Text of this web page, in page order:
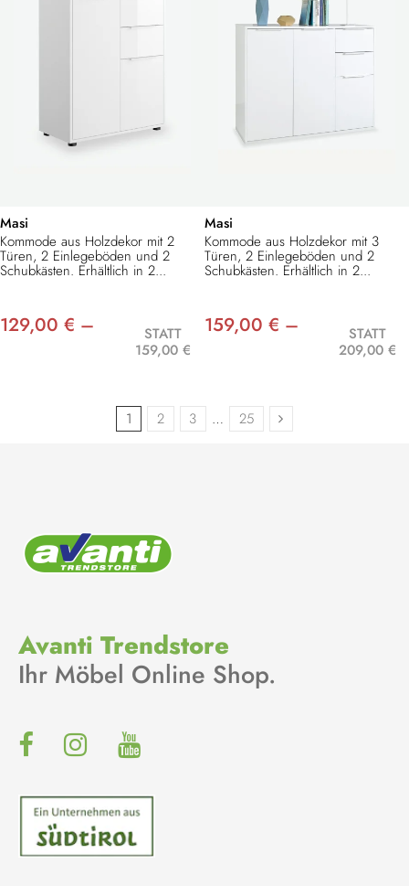
Masi
Kommode aus Holzdekor mit 2
Türen, 2 Einlegeböden und 2
Schubkästen. Erhältlich in 2...
129,00 € –
STATT
159,00 €
Masi
Kommode aus Holzdekor mit 3
Türen, 2 Einlegeböden und 2
Schubkästen. Erhältlich in 2...
159,00 € –
STATT
209,00 €
1 2 3 … 25
Avanti Trendstore
Ihr Möbel Online Shop.